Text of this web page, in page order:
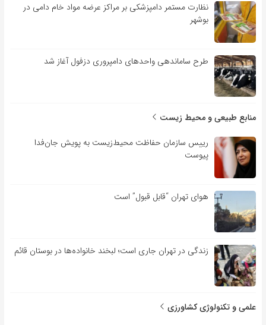
نظارت مستمر دامپزشکی بر مراکز عرضه مواد خام دامی در
بوشهر
طرح ساماندهی واحدهای دامپروری دزفول آغاز شد
منابع طبیعی و محیط زیست
رییس سازمان حفاظت محیط‌زیست به پویش جان‌فدا
پیوست
هوای تهران “قابل قبول” است
زندگی در تهران جاری است؛ لبخند خانواده‌ها در بوستان قائم
علمی و تکنولوژی کشاورزی